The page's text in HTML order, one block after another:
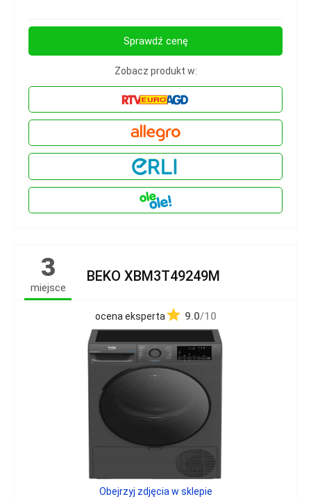
Sprawdź cenę
Zobacz produkt w:
3
miejsce
BEKO XBM3T49249M
ocena eksperta 9.0/10
Obejrzyj zdjęcia w sklepie